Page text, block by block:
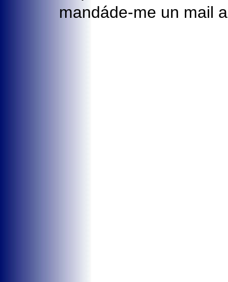
mandáde-me un mail